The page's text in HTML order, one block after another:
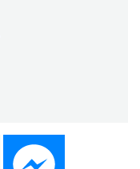
WhatsApp